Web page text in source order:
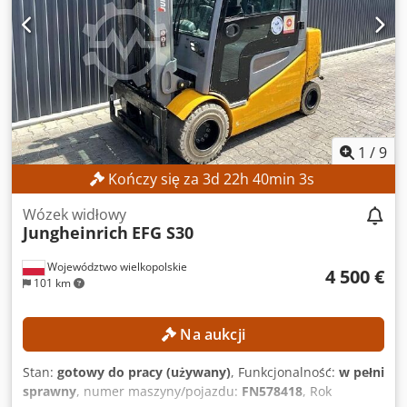
akumulatora: 930 Ah Rok produkcji akumulatora: 2017
Zawory hydrauliczne: 3./4. zawór Liczba przepracowanych
godzin: 1398 h Dsdpfx Acszrlvfefock WYPOSAŻENIE Boczny
przesuw Pozycjoner wideł Ładowarka w zestawie Numer
referencyjny: SL13606SP
1 /9
Kończy się za 3d 22h 40min 2s
Województwo wielkopolskie
101 km
Wózek widłowy
Jungheinrich EFG S30
4 500 €
Na aukcji
Stan: gotowy do pracy (używany), Funkcjonalność: w pełni
sprawny, numer maszyny/pojazdu: FN578418, Rok